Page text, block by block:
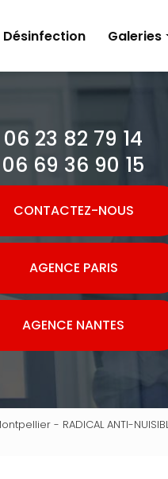
Désinfection Galeries
06 23 82 79 14
06 69 36 90 15
CONTACTEZ-NOUS
AGENCE PARIS
AGENCE NANTES
- RADICAL ANTI-